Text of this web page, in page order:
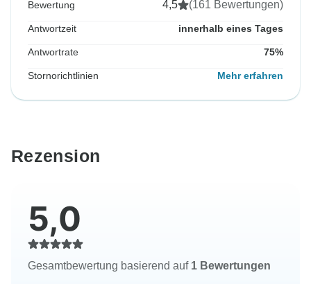
Bewertung 4,5 (161 Bewertungen)
Antwortzeit innerhalb eines Tages
Antwortrate 75%
Stornorichtlinien Mehr erfahren
Rezension
5,0
Gesamtbewertung basierend auf 1 Bewertungen